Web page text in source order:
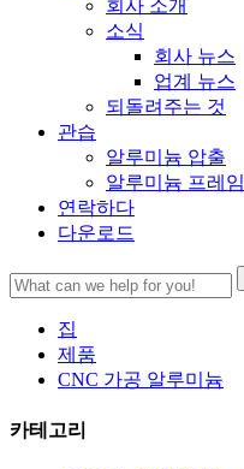
회사 소개
소식
회사 뉴스
업계 뉴스
되돌려주는 것
관습
알루미늄 압출
알루미늄 프레임
연락하다
다운로드
집
제품
CNC 가공 알루미늄
카테고리